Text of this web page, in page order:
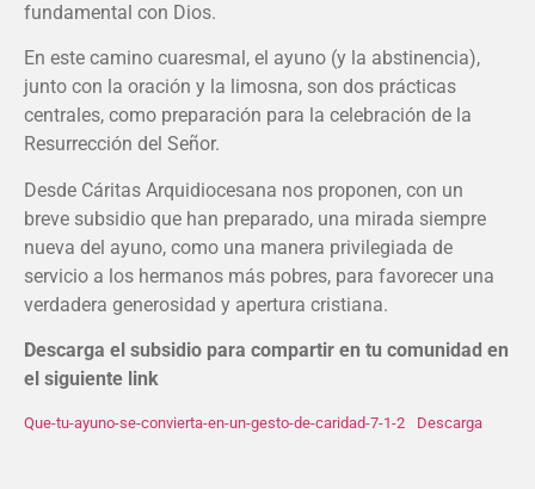
fundamental con Dios.
En este camino cuaresmal, el ayuno (y la abstinencia),
junto con la oración y la limosna, son dos prácticas
centrales, como preparación para la celebración de la
Resurrección del Señor.
Desde Cáritas Arquidiocesana nos proponen, con un
breve subsidio que han preparado, una mirada siempre
nueva del ayuno, como una manera privilegiada de
servicio a los hermanos más pobres, para favorecer una
verdadera generosidad y apertura cristiana.
Descarga el subsidio para compartir en tu comunidad en
el siguiente link
Que-tu-ayuno-se-convierta-en-un-gesto-de-caridad-7-1-2 Descarga